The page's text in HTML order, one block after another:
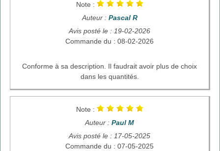
Note :
Auteur : Pascal R
Avis posté le : 19-02-2026
Commande du : 08-02-2026
Conforme à sa description. Il faudrait avoir plus de choix
dans les quantités.
Note :
Auteur : Paul M
Avis posté le : 17-05-2025
Commande du : 07-05-2025